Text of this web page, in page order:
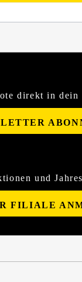
direkt in dein
und
FILIALE